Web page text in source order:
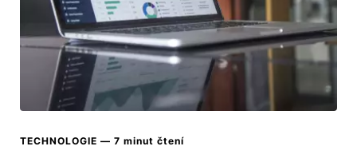
TECHNOLOGIE — 7 minut čtení